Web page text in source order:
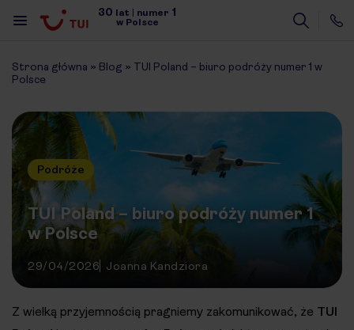
30 lat | numer 1
w Polsce
Strona główna » Blog » TUI Poland – biuro podróży numer 1 w
Polsce
Podróże
TUI Poland – biuro podróży numer 1
w Polsce
29/04/2026 Joanna Kandziora
Z wielką przyjemnością pragniemy zakomunikować, że TUI